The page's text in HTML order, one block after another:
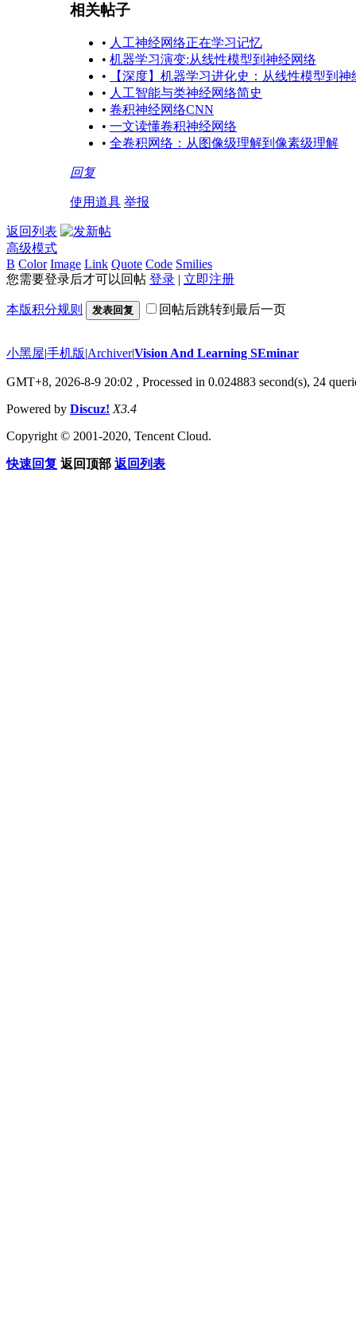
相关帖子
• 人工神经网络正在学习记忆
• 机器学习演变:从线性模型到神经网络
•
【深度】机器学习进化史：从线性模型到神
• 人工智能与类神经网络简史
• 卷积神经网络CNN
• 一文读懂卷积神经网络
• 全卷积网络：从图像级理解到像素级理解
回复
使用道具 举报
返回列表
高级模式
B Color Image Link Quote Code Smilies
您需要登录后才可以回帖 登录 | 立即注册
本版积分规则 发表回复 回帖后跳转到最后一页
小黑屋|手机版|Archiver|Vision And Learning SEminar
GMT+8, 2026-8-9 20:02 , Processed in 0.024883 second(s), 24
Powered by Discuz! X3.4
Copyright © 2001-2020, Tencent Cloud.
快速回复 返回顶部 返回列表